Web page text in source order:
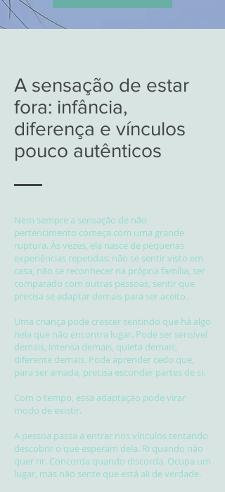
A sensação de estar
fora: infância,
diferença e vínculos
pouco autênticos
Nem sempre a sensação de não
pertencimento começa com uma grande
ruptura. Às vezes, ela nasce de pequenas
experiências repetidas: não se sentir visto em
casa, não se reconhecer na própria família, ser
comparado com outras pessoas, sentir que
precisa se adaptar demais para ser aceito.
Uma criança pode crescer sentindo que há algo
nela que não encontra lugar. Pode ser sensível
demais, intensa demais, quieta demais,
diferente demais. Pode aprender cedo que,
para ser amada, precisa esconder partes de si.
Com o tempo, essa adaptação pode virar
modo de existir.
A pessoa passa a entrar nos vínculos tentando
descobrir o que esperam dela. Ri quando não
quer rir. Concorda quando discorda. Ocupa um
lugar, mas não sente que está ali de verdade.